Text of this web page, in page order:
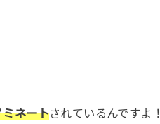
ネートされているんですよ！